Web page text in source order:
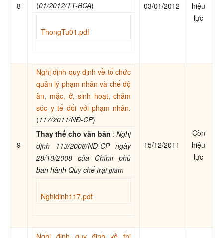
8
(01/2012/TT-BCA)
ThongTu01.pdf
03/01/2012
hiệu
lực
9
Nghị định quy định về tổ chức
quản lý phạm nhân và chế độ
ăn, mặc, ở, sinh hoạt, chăm
sóc y tế đối với phạm nhân.
(117/2011/NĐ-CP)
Thay thế cho văn bản : Nghị
định 113/2008/NĐ-CP ngày
28/10/2008 của Chính phủ
ban hành Quy chế trại giam
Nghidinh117.pdf
15/12/2011
Còn
hiệu
lực
Nghị định quy định về thi